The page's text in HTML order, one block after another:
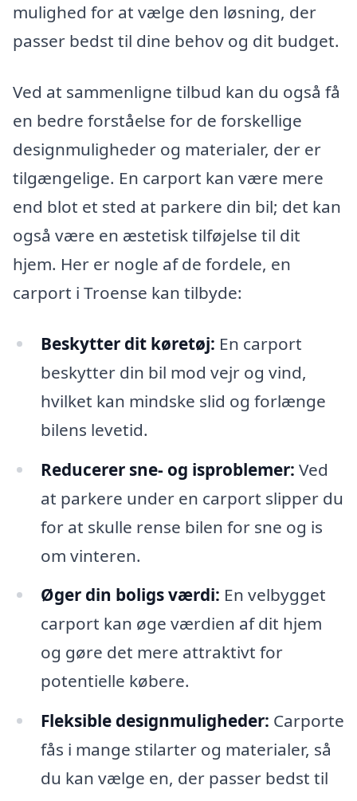
mulighed for at vælge den løsning, der
passer bedst til dine behov og dit budget.
Ved at sammenligne tilbud kan du også få
en bedre forståelse for de forskellige
designmuligheder og materialer, der er
tilgængelige. En carport kan være mere
end blot et sted at parkere din bil; det kan
også være en æstetisk tilføjelse til dit
hjem. Her er nogle af de fordele, en
carport i Troense kan tilbyde:
Beskytter dit køretøj: En carport
beskytter din bil mod vejr og vind,
hvilket kan mindske slid og forlænge
bilens levetid.
Reducerer sne- og isproblemer: Ved
at parkere under en carport slipper du
for at skulle rense bilen for sne og is
om vinteren.
Øger din boligs værdi: En velbygget
carport kan øge værdien af dit hjem
og gøre det mere attraktivt for
potentielle købere.
Fleksible designmuligheder: Carporte
fås i mange stilarter og materialer, så
du kan vælge en, der passer bedst til